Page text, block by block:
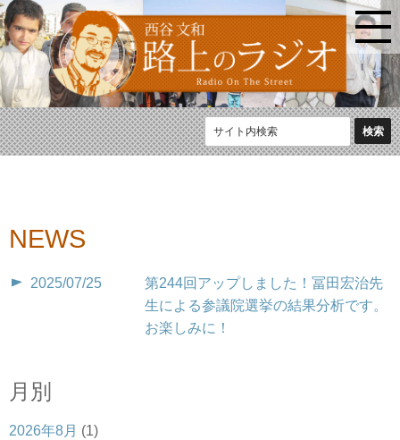
NEWS
2025/07/25
第244回アップしました！冨田宏治先
生による参議院選挙の結果分析です。
お楽しみに！
月別
2026年8月 (1)